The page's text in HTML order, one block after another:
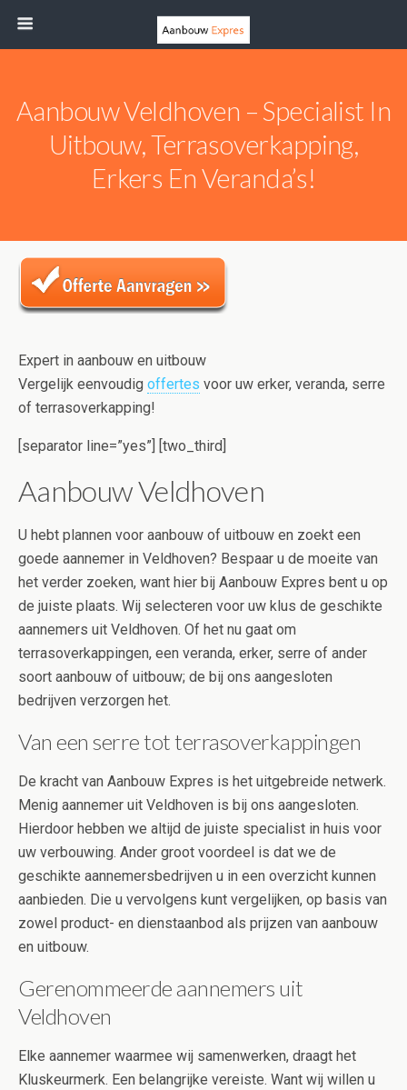
Aanbouw Veldhoven – Specialist In
Uitbouw, Terrasoverkapping,
Erkers En Veranda’s!
Expert in aanbouw en uitbouw
Vergelijk eenvoudig offertes voor uw erker, veranda, serre
of terrasoverkapping!
[separator line=”yes”] [two_third]
Aanbouw Veldhoven
U hebt plannen voor aanbouw of uitbouw en zoekt een
goede aannemer in Veldhoven? Bespaar u de moeite van
het verder zoeken, want hier bij Aanbouw Expres bent u op
de juiste plaats. Wij selecteren voor uw klus de geschikte
aannemers uit Veldhoven. Of het nu gaat om
terrasoverkappingen, een veranda, erker, serre of ander
soort aanbouw of uitbouw; de bij ons aangesloten
bedrijven verzorgen het.
Van een serre tot terrasoverkappingen
De kracht van Aanbouw Expres is het uitgebreide netwerk.
Menig aannemer uit Veldhoven is bij ons aangesloten.
Hierdoor hebben we altijd de juiste specialist in huis voor
uw verbouwing. Ander groot voordeel is dat we de
geschikte aannemersbedrijven u in een overzicht kunnen
aanbieden. Die u vervolgens kunt vergelijken, op basis van
zowel product- en dienstaanbod als prijzen van aanbouw
en uitbouw.
Gerenommeerde aannemers uit
Veldhoven
Elke aannemer waarmee wij samenwerken, draagt het
Kluskeurmerk. Een belangrijke vereiste. Want wij willen u